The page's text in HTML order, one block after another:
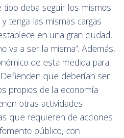
deba seguir los mismos
tenga las mismas cargas
en una gran ciudad,
va a ser la misma”. Además,
de esta medida para
que deberían ser
propios de la economía
otras actividades
que requieren de acciones
público, con